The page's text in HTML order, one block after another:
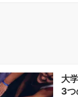
大
3つ